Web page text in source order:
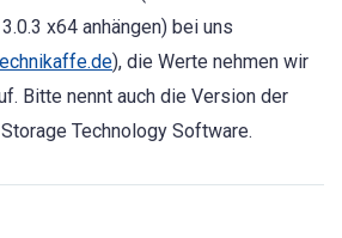
x64 anhängen) bei uns
), die Werte nehmen wir
Bitte nennt auch die Version der
Technology Software.